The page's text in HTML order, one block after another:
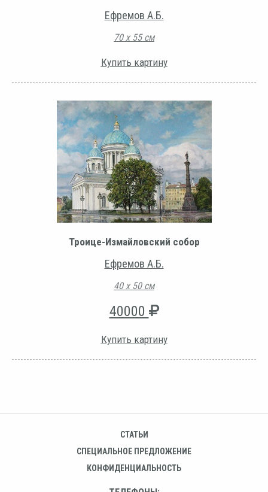
Ефремов А.Б.
70 х 55 см
Купить картину
Троице-Измайловский собор
Ефремов А.Б.
40 х 50 см
40000
Купить картину
СТАТЬИ
СПЕЦИАЛЬНОЕ ПРЕДЛОЖЕНИЕ
КОНФИДЕНЦИАЛЬНОСТЬ